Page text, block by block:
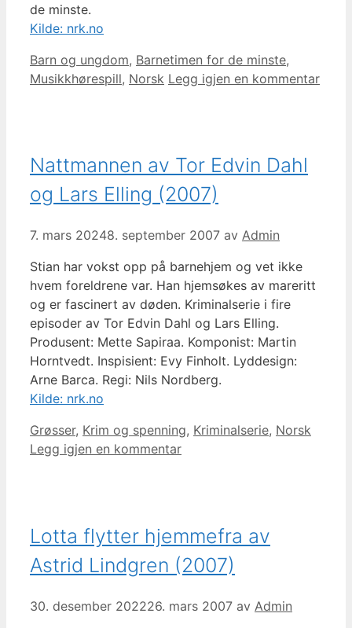
de minste.
Kilde: nrk.no
Kategorier
Barn og ungdom, Barnetimen for de minste,
Musikkhørespill, Norsk Legg igjen en kommentar
Nattmannen av Tor Edvin Dahl
og Lars Elling (2007)
7. mars 20248. september 2007 av Admin
Stian har vokst opp på barnehjem og vet ikke
hvem foreldrene var. Han hjemsøkes av mareritt
og er fascinert av døden. Kriminalserie i fire
episoder av Tor Edvin Dahl og Lars Elling.
Produsent: Mette Sapiraa. Komponist: Martin
Horntvedt. Inspisient: Evy Finholt. Lyddesign:
Arne Barca. Regi: Nils Nordberg.
Kilde: nrk.no
Kategorier
Grøsser, Krim og spenning, Kriminalserie, Norsk
Legg igjen en kommentar
Lotta flytter hjemmefra av
Astrid Lindgren (2007)
30. desember 202226. mars 2007 av Admin